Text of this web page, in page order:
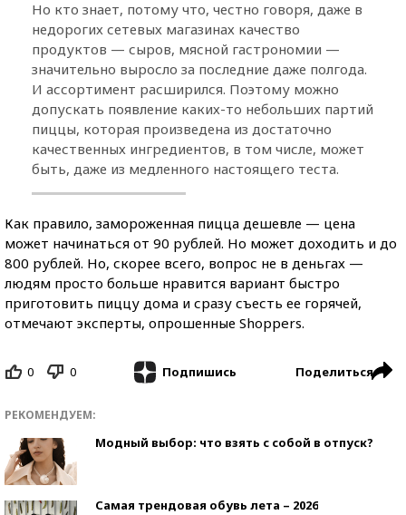
Но кто знает, потому что, честно говоря, даже в
недорогих сетевых магазинах качество
продуктов — сыров, мясной гастрономии —
значительно выросло за последние даже полгода.
И ассортимент расширился. Поэтому можно
допускать появление каких-то небольших партий
пиццы, которая произведена из достаточно
качественных ингредиентов, в том числе, может
быть, даже из медленного настоящего теста.
Как правило, замороженная пицца дешевле — цена
может начинаться от 90 рублей. Но может доходить и до
800 рублей. Но, скорее всего, вопрос не в деньгах —
людям просто больше нравится вариант быстро
приготовить пиццу дома и сразу съесть ее горячей,
отмечают эксперты, опрошенные Shoppers.
0 0 Подпишись Поделиться
РЕКОМЕНДУЕМ:
Модный выбор: что взять с собой в отпуск?
Самая трендовая обувь лета – 2026